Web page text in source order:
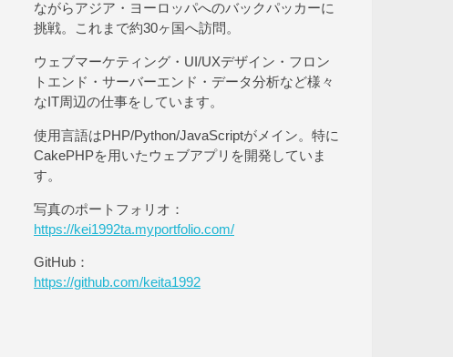
ながらアジア・ヨーロッパへのバックパッカーに
挑戦。これまで約30ヶ国へ訪問。
ウェブマーケティング・UI/UXデザイン・フロン
トエンド・サーバーエンド・データ分析など様々
なIT周辺の仕事をしています。
使用言語はPHP/Python/JavaScriptがメイン。特に
CakePHPを用いたウェブアプリを開発していま
す。
写真のポートフォリオ：
https://kei1992ta.myportfolio.com/
GitHub：
https://github.com/keita1992